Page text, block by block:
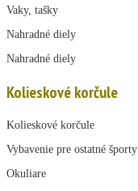
Vaky, tašky
Nahradné diely
Nahradné diely
Kolieskové korčule
Kolieskové korčule
Vybavenie pre ostatné športy
Okuliare